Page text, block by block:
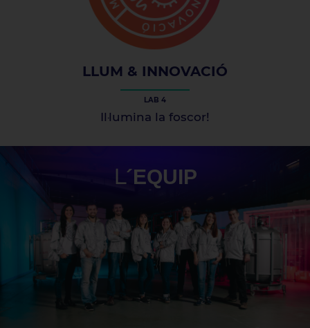
LLUM & INNOVACIÓ
LAB 4
Il·lumina la foscor!
L´EQUIP